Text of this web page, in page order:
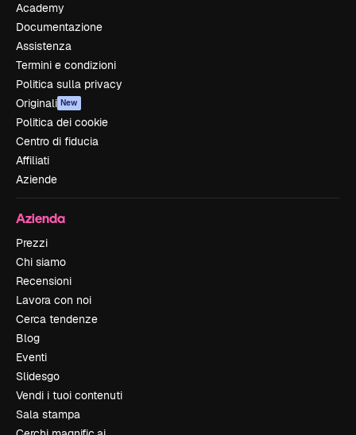
Academy
Documentazione
Assistenza
Termini e condizioni
Politica sulla privacy
Originali New
Politica dei cookie
Centro di fiducia
Affiliati
Aziende
Azienda
Prezzi
Chi siamo
Recensioni
Lavora con noi
Cerca tendenze
Blog
Eventi
Slidesgo
Vendi i tuoi contenuti
Sala stampa